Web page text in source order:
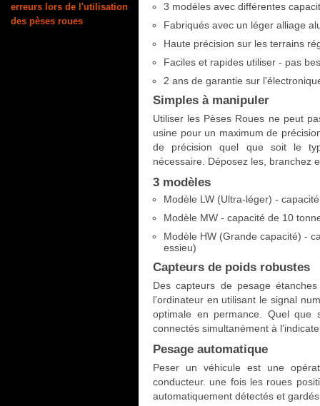
3 modèles avec différentes
Fabriqués avec un léger alliage
Haute précision sur les terrains
Faciles et rapides utiliser - pas
2 ans de garantie sur
Simples à manipuler
Utiliser les Pèses Roues ne peut
usine pour un maximum de
de précision quel que soit le
nécessaire. Déposez les, branchez
3 modèles
Modèle LW (Ultra-léger) -
Modèle MW - capacité de 10
Modèle HW (Grande capacité) -
essieu)
Capteurs de poids robustes
Des capteurs de pesage
l'ordinateur en utilisant le signal
optimale en permance. Quel
connectés simultanément à
Pesage automatique
Peser un véhicule est une
conducteur. une fois les roues
automatiquement détectés et
erreurs lors de l'utilisation
des pèses roues